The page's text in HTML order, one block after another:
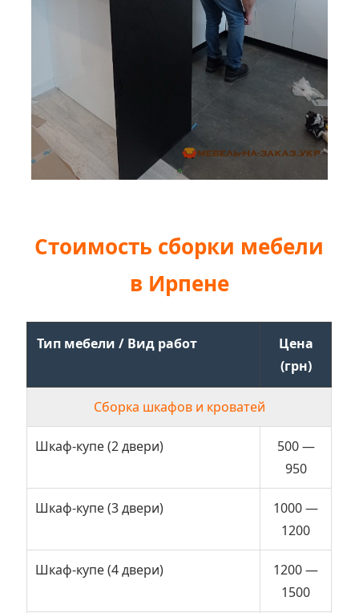
Стоимость сборки мебели
в Ирпене
Тип мебели / Вид работ
Цена
(грн)
Сборка шкафов и кроватей
Шкаф-купе (2 двери)
500 —
950
Шкаф-купе (3 двери)
1000 —
1200
Шкаф-купе (4 двери)
1200 —
1500